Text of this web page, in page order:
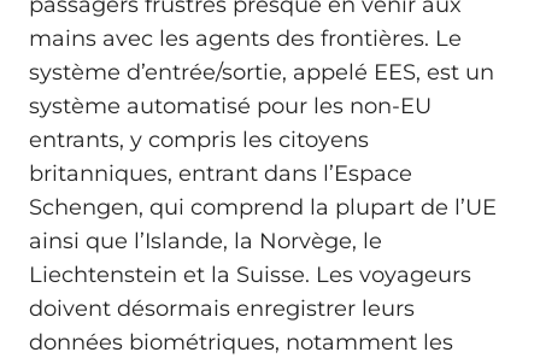
mains avec les agents des frontières. Le
système d’entrée/sortie, appelé EES, est un
système automatisé pour les non-EU
entrants, y compris les citoyens
britanniques, entrant dans l’Espace
Schengen, qui comprend la plupart de l’UE
ainsi que l’Islande, la Norvège, le
Liechtenstein et la Suisse. Les voyageurs
doivent désormais enregistrer leurs
données biométriques, notamment les